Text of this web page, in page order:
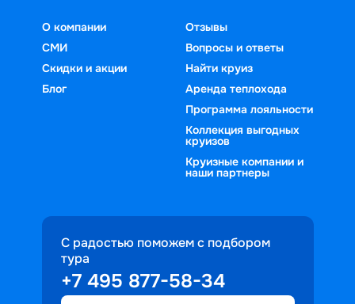
О компании
СМИ
Скидки и акции
Блог
Отзывы
Вопросы и ответы
Найти круиз
Аренда теплохода
Программа лояльности
Коллекция выгодных
круизов
Круизные компании и
наши партнеры
С радостью поможем с подбором
тура
+7 495 877-58-34